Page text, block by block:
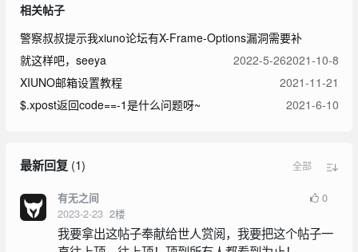
相关帖子
警察叔叔提示我xiuno论坛有X-Frame-Options漏洞需要补
2021-10-8
就这样吧，seeya
2022-5-26
XIUNO邮箱设置教程
2021-11-21
$.xpost返回code==-1是什么问题呀~
2021-6-10
最新回复(1) 全部
有无之间
2023-2-23 2楼
0
我要拿出这帖子奉献给世人赏阅，我要把这个帖子一